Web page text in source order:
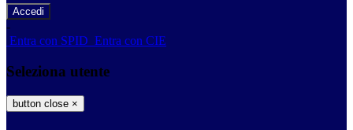
-
Entra con SPID Entra con CIE
Seleziona utente
button close ×